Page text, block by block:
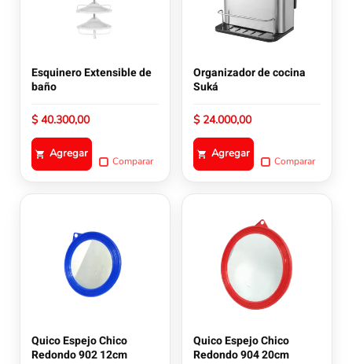
Esquinero Extensible de
baño
$40.300,00
Agregar
Comparar
Organizador de cocina
Suká
$24.000,00
Agregar
Comparar
Quico Espejo Chico
Redondo 902 12cm
Quico Espejo Chico
Redondo 904 20cm